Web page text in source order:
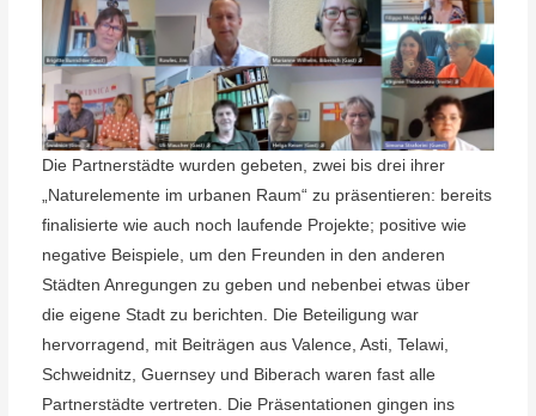
Die Partnerstädte wurden gebeten, zwei bis drei ihrer
„Naturelemente im urbanen Raum“ zu präsentieren: bereits
finalisierte wie auch noch laufende Projekte; positive wie
negative Beispiele, um den Freunden in den anderen
Städten Anregungen zu geben und nebenbei etwas über
die eigene Stadt zu berichten. Die Beteiligung war
hervorragend, mit Beiträgen aus Valence, Asti, Telawi,
Schweidnitz, Guernsey und Biberach waren fast alle
Partnerstädte vertreten. Die Präsentationen gingen ins